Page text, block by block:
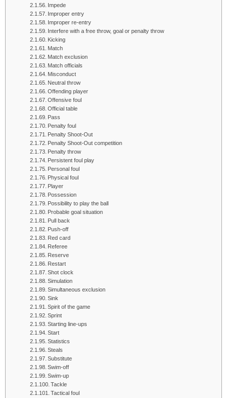
Impede
Improper entry
Improper re-entry
Interfere with a free throw, goal or penalty throw
Kicking
Match
Match exclusion
Match officials
Misconduct
Neutral throw
Offending player
Offensive foul
Official table
Pass
Penalty foul
Penalty Shoot-Out
Penalty Shoot-Out competition
Penalty throw
Persistent foul play
Personal foul
Physical foul
Player
Possession
Possibility to play the ball
Probable goal situation
Pull back
Push-off
Red card
Referee
Reserve
Restart
Shot clock
Simulation
Simultaneous exclusion
Sink
Spirit of the game
Sprint
Starting line-ups
Start
Statistics
Steals
Substitute
Swim‑off
Swim‑up
Tackle
Tactical foul